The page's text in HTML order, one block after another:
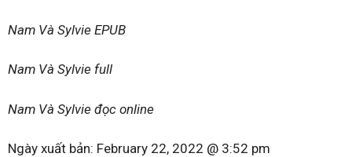
Nam Và Sylvie EPUB
Nam Và Sylvie full
Nam Và Sylvie đọc online
Ngày xuất bản: February 22, 2022 @ 3:52 pm